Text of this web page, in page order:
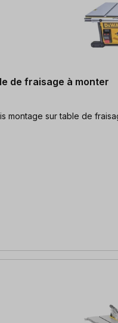
de fraisage à monter